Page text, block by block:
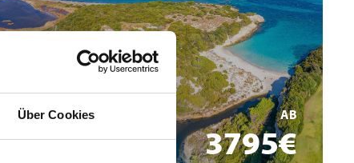
Über Cookies AB
3795€
Spektakuläre Naturwunder Korsikas
Kleine Buchten fernab der großen Schiffsresorts
Abend in einem traditionellen Gasthaus im Herzen
Korsikas
MEHR ERFAHREN